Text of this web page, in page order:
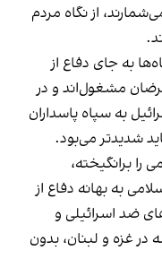
از نگاه مردم
به جای دفاع از
مشغول‌اند و در
به سپاه پاسداران
شدیدتر می‌بود.
برانگیخته،
به بهانه دفاع از
ضد اسرائیلی و
در غزه و لبنان، بدون